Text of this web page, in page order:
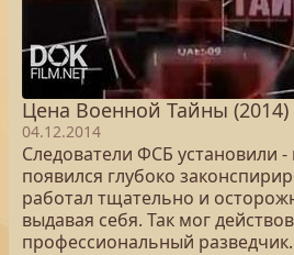
Цена Военной Тайны (2014)
04.12.2014
Следователи ФСБ установили
появился глубоко
работал тщательно и
выдавая себя. Так мог
профессиональный разведчик.